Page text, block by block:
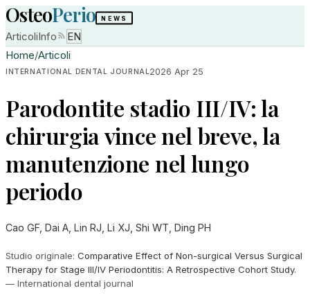
OsteoPerio NEWS
ArticoliInfo
EN
Home/Articoli
INTERNATIONAL DENTAL JOURNAL2026 Apr 25
Parodontite stadio III/IV: la
chirurgia vince nel breve, la
manutenzione nel lungo
periodo
Cao GF, Dai A, Lin RJ, Li XJ, Shi WT, Ding PH
Studio originale: Comparative Effect of Non-surgical Versus Surgical
Therapy for Stage III/IV Periodontitis: A Retrospective Cohort Study.
— International dental journal